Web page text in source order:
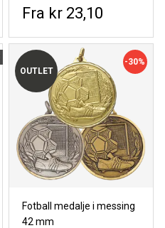
kr 23,10
OUTLET
Fotball medalje i messing
42 mm
-30%